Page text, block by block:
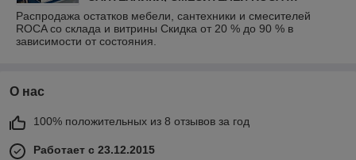
Распродажа остатков мебели, сантехники и смесителей
ROCA со склада и витрины Скидка от 20 % до 90 % в
зависимости от состояния.
О нас
100% положительных из 8 отзывов за год
Работает с 23.12.2015